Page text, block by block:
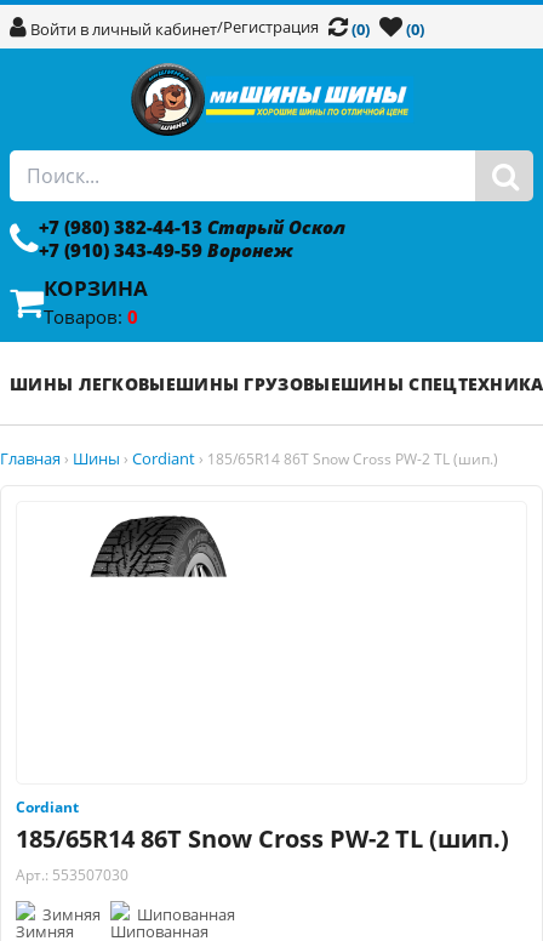
Войти в личный кабинет/Регистрация (0) (0)
+7 (980) 382-44-13 Старый Оскол
+7 (910) 343-49-59 Воронеж
КОРЗИНА
Товаров: 0
ШИНЫ ЛЕГКОВЫЕШИНЫ ГРУЗОВЫЕШИНЫ СПЕЦТЕХНИКА
Главная › Шины › Cordiant › 185/65R14 86T Snow Cross PW-2 TL (шип.)
Cordiant
185/65R14 86T Snow Cross PW-2 TL (шип.)
Арт.: 553507030
Зимняя Шипованная